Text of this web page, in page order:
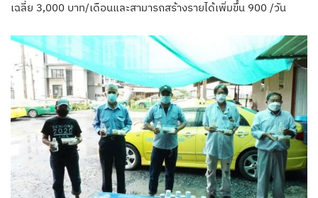
เฉลี่ย 3,000 บาท/เดือนและสามารถสร้างรายได้เพิ่มขึ้น 900 /วัน